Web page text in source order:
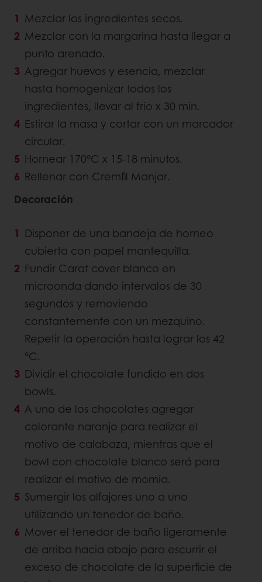
Mezclar los ingredientes secos.
Mezclar con la margarina hasta llegar a
punto arenado.
Agregar huevos y esencia, mezclar
hasta homogenizar todos los
ingredientes, llevar al frio x 30 min.
Estirar la masa y cortar con un marcador
circular.
Hornear 170°C x 15-18 minutos.
Rellenar con Cremfil Manjar.
Decoración
Disponer de una bandeja de horneo
cubierta con papel mantequilla.
Fundir Carat cover blanco en
microonda dando intervalos de 30
segundos y removiendo
constantemente con un mezquino.
Repetir la operación hasta lograr los 42
°C.
Dividir el chocolate fundido en dos
bowls.
A uno de los chocolates agregar
colorante naranjo para realizar el
motivo de calabaza, mientras que el
bowl con chocolate blanco será para
realizar el motivo de momia.
Sumergir los alfajores uno a uno
utilizando un tenedor de baño.
Mover el tenedor de baño ligeramente
de arriba hacia abajo para escurrir el
exceso de chocolate de la superficie de